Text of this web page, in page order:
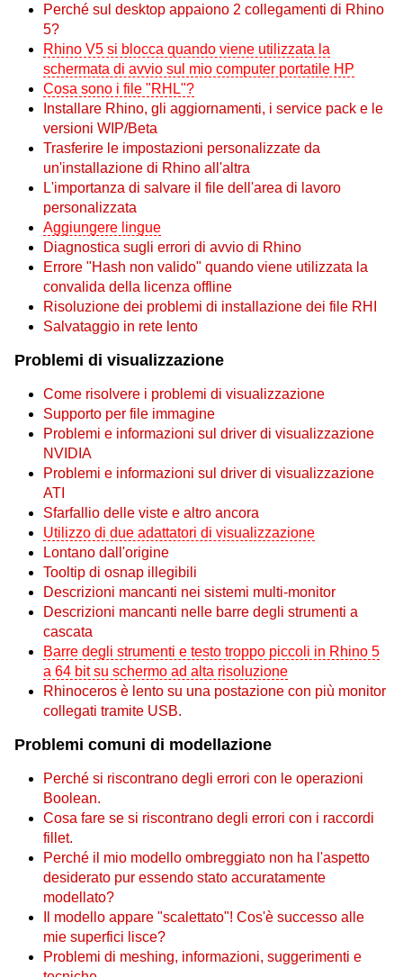
Perché sul desktop appaiono 2 collegamenti di Rhino
5?
Rhino V5 si blocca quando viene utilizzata la
schermata di avvio sul mio computer portatile HP
Cosa sono i file "RHL"?
Installare Rhino, gli aggiornamenti, i service pack e le
versioni WIP/Beta
Trasferire le impostazioni personalizzate da
un'installazione di Rhino all'altra
L'importanza di salvare il file dell'area di lavoro
personalizzata
Aggiungere lingue
Diagnostica sugli errori di avvio di Rhino
Errore "Hash non valido" quando viene utilizzata la
convalida della licenza offline
Risoluzione dei problemi di installazione dei file RHI
Salvataggio in rete lento
Problemi di visualizzazione
Come risolvere i problemi di visualizzazione
Supporto per file immagine
Problemi e informazioni sul driver di visualizzazione
NVIDIA
Problemi e informazioni sul driver di visualizzazione
ATI
Sfarfallio delle viste e altro ancora
Utilizzo di due adattatori di visualizzazione
Lontano dall'origine
Tooltip di osnap illegibili
Descrizioni mancanti nei sistemi multi-monitor
Descrizioni mancanti nelle barre degli strumenti a
cascata
Barre degli strumenti e testo troppo piccoli in Rhino 5
a 64 bit su schermo ad alta risoluzione
Rhinoceros è lento su una postazione con più monitor
collegati tramite USB.
Problemi comuni di modellazione
Perché si riscontrano degli errori con le operazioni
Boolean.
Cosa fare se si riscontrano degli errori con i raccordi
fillet.
Perché il mio modello ombreggiato non ha l'aspetto
desiderato pur essendo stato accuratamente
modellato?
Il modello appare "scalettato"! Cos'è successo alle
mie superfici lisce?
Problemi di meshing, informazioni, suggerimenti e